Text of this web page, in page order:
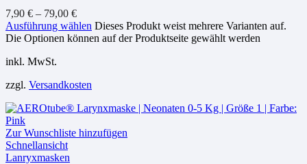
7,90 € – 79,00 €
Ausführung wählen Dieses Produkt weist mehrere Varianten auf.
Die Optionen können auf der Produktseite gewählt werden
inkl. MwSt.
zzgl. Versandkosten
Zur Wunschliste hinzufügen
Schnellansicht
Lanryxmasken